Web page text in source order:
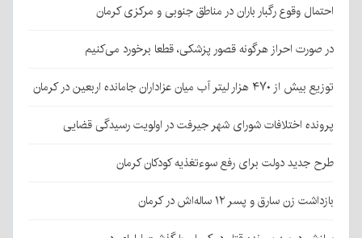
احتمال وقوع رگبار باران در مناطق جنوبی و مرکزی کرمان
در صورت احراز هرگونه قصور پزشکی، قطعا برخورد می‌کنیم
توزیع بیش از ۴۷۰ هزار لیتر آب میان عزاداران جامانده اربعین در کرمان
پرونده اختلافات شورای شهر جیرفت در اولویت رسیدگی قضایی
طرح جدید دولت برای رفع سوءتغذیه کودکان کرمان
بازداشت زن سارق و پسر ۱۲ ساله‌اش در کرمان